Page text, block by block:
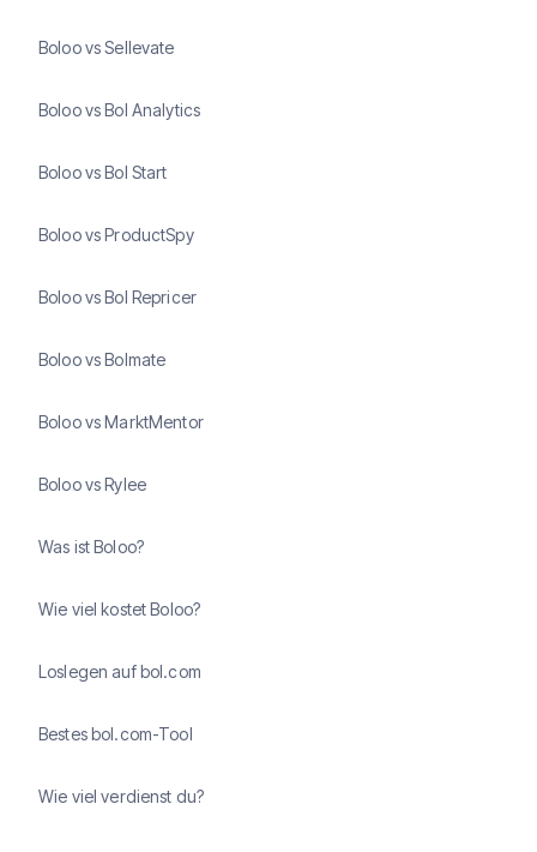
Boloo vs Sellevate
Boloo vs Bol Analytics
Boloo vs Bol Start
Boloo vs ProductSpy
Boloo vs Bol Repricer
Boloo vs Bolmate
Boloo vs MarktMentor
Boloo vs Rylee
Was ist Boloo?
Wie viel kostet Boloo?
Loslegen auf bol.com
Bestes bol.com-Tool
Wie viel verdienst du?